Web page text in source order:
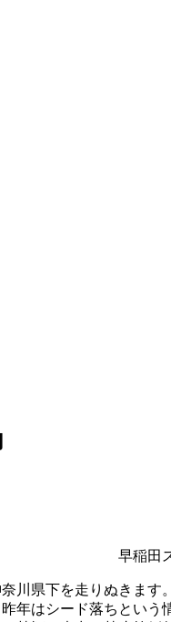
を応
川県下を走りぬきます
年はシード落ちとい